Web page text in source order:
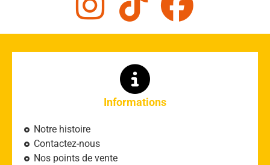
Informations
Notre histoire
Contactez-nous
Nos points de vente